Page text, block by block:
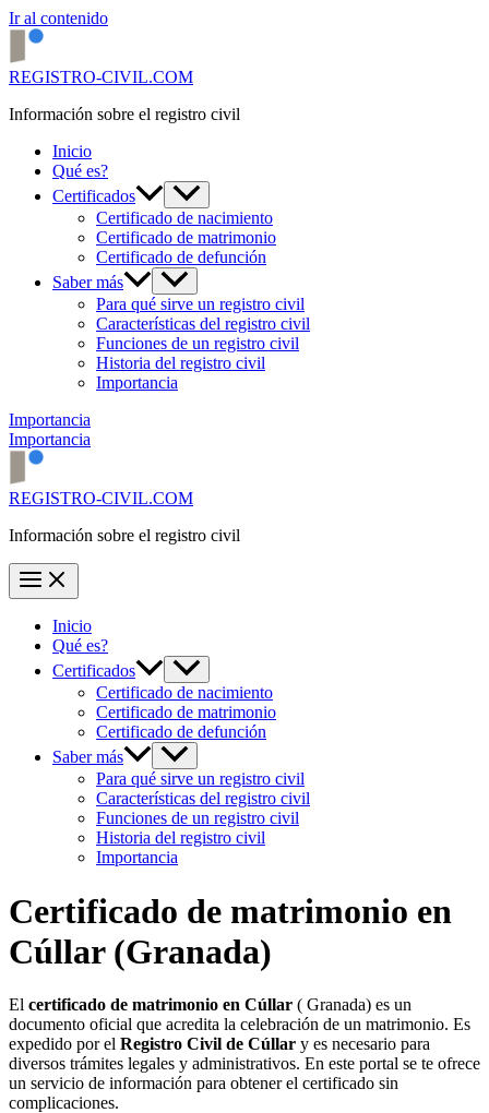
Ir al contenido
REGISTRO-CIVIL.COM
Información sobre el registro civil
Inicio
Qué es?
Certificados
Certificado de nacimiento
Certificado de matrimonio
Certificado de defunción
Saber más
Para qué sirve un registro civil
Características del registro civil
Funciones de un registro civil
Historia del registro civil
Importancia
Importancia
Importancia
REGISTRO-CIVIL.COM
Información sobre el registro civil
Inicio
Qué es?
Certificados
Certificado de nacimiento
Certificado de matrimonio
Certificado de defunción
Saber más
Para qué sirve un registro civil
Características del registro civil
Funciones de un registro civil
Historia del registro civil
Importancia
Certificado de matrimonio en
Cúllar(Granada)
El certificado de matrimonio en Cúllar ( Granada) es un
documento oficial que acredita la celebración de un matrimonio. Es
expedido por el Registro Civil de Cúllar y es necesario para
diversos trámites legales y administrativos. En este portal se te ofrece
un servicio de información para obtener el certificado sin
complicaciones.